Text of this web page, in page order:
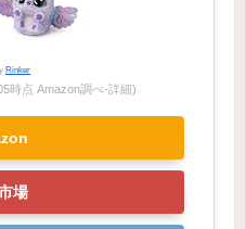
Rinker
時点 Amazon調べ-詳細)
場